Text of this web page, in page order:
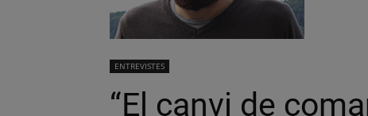
ENTREVISTES
“El canvi de